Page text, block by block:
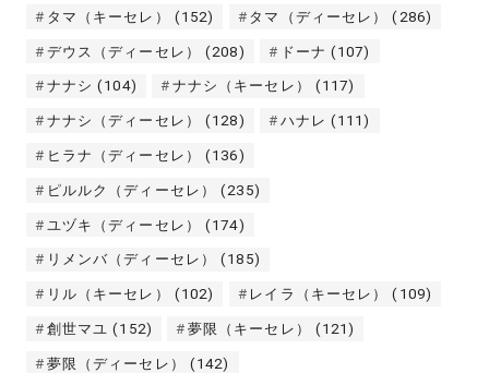
タマ（キーセレ） (152) タマ（ディーセレ） (286)
デウス（ディーセレ） (208) ドーナ (107)
ナナシ (104) ナナシ（キーセレ） (117)
ナナシ（ディーセレ） (128) ハナレ (111)
ヒラナ（ディーセレ） (136)
ピルルク（ディーセレ） (235)
ユヅキ（ディーセレ） (174)
リメンバ（ディーセレ） (185)
リル（キーセレ） (102) レイラ（キーセレ） (109)
創世マユ (152) 夢限（キーセレ） (121)
夢限（ディーセレ） (142)